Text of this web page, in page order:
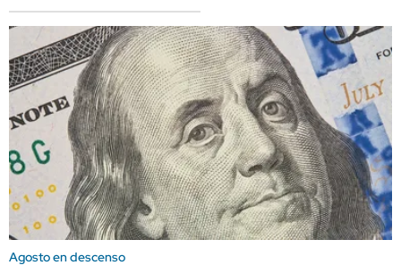
Agosto en descenso